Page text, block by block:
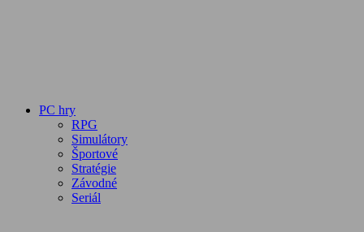
PC hry
RPG
Simulátory
Športové
Stratégie
Závodné
Seriál